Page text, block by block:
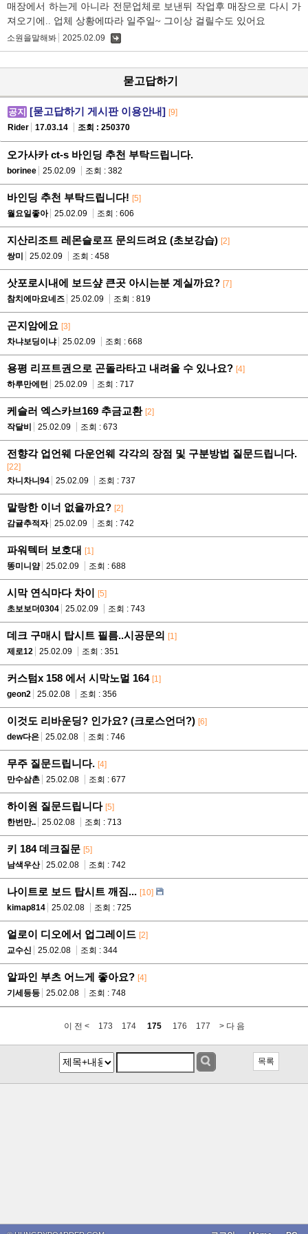
매장에서 하는게 아니라 전문업체로 보낸뒤 작업후 매장으로 다시 가
져오기에.. 업체 상황에따라 일주일~ 그이상 걸릴수도 있어요
소원을말해봐 2025.02.09
묻고답하기
공지 [묻고답하기 게시판 이용안내] [9]
Rider
17.03.14 조회 : 250370
오가사카 ct-s 바인딩 추천 부탁드립니다.
borinee 25.02.09 조회 : 382
바인딩 추천 부탁드립니다! [5]
월요일좋아
25.02.09 조회 : 606
지산리조트 레몬슬로프 문의드려요 (초보강습) [2]
쌍미
25.02.09 조회 : 458
삿포로시내에 보드샾 큰곳 아시는분 계실까요? [7]
참치에마요네즈
25.02.09 조회 : 819
곤지암에요 [3]
차냐보딩이냐
25.02.09 조회 : 668
용평 리프트권으로 곤돌라타고 내려올 수 있나요? [4]
하루만에턴
25.02.09 조회 : 717
케슬러 엑스카브169 추금교환 [2]
작달비
25.02.09 조회 : 673
전향각 업언웨 다운언웨 각각의 장점 및 구분방법 질문드립니다.
[22]
차니차니94
25.02.09 조회 : 737
말랑한 이너 없을까요? [2]
감귤추적자
25.02.09 조회 : 742
파워텍터 보호대 [1]
똥미니얌
25.02.09 조회 : 688
시막 연식마다 차이 [5]
초보보더0304
25.02.09 조회 : 743
데크 구매시 탑시트 필름..시공문의 [1]
제로12
25.02.09 조회 : 351
커스텀x 158 에서 시막노멀 164 [1]
geon2
25.02.08 조회 : 356
이것도 리바운딩? 인가요? (크로스언더?) [6]
dew다은
25.02.08 조회 : 746
무주 질문드립니다. [4]
만수삼촌
25.02.08 조회 : 677
하이원 질문드립니다 [5]
한번만..
25.02.08 조회 : 713
키 184 데크질문 [5]
남색우산
25.02.08 조회 : 742
나이트로 보드 탑시트 깨짐... [10]
kimap814
25.02.08 조회 : 725
얼로이 디오에서 업그레이드 [2]
교수신
25.02.08 조회 : 344
알파인 부츠 어느게 좋아요? [4]
기세등등
25.02.08 조회 : 748
이 전 < 173 174 175 176 177 > 다 음
목록